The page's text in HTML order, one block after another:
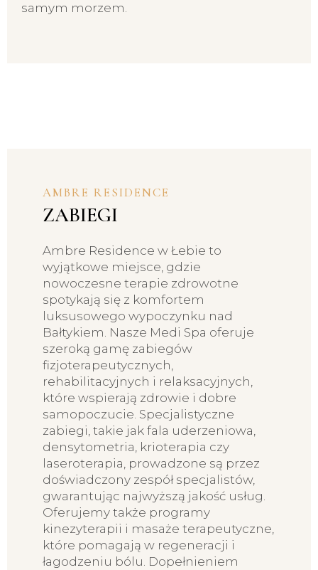
samym morzem.
AMBRE RESIDENCE
ZABIEGI
Ambre Residence w Łebie to
wyjątkowe miejsce, gdzie
nowoczesne terapie zdrowotne
spotykają się z komfortem
luksusowego wypoczynku nad
Bałtykiem. Nasze Medi Spa oferuje
szeroką gamę zabiegów
fizjoterapeutycznych,
rehabilitacyjnych i relaksacyjnych,
które wspierają zdrowie i dobre
samopoczucie. Specjalistyczne
zabiegi, takie jak fala uderzeniowa,
densytometria, krioterapia czy
laseroterapia, prowadzone są przez
doświadczony zespół specjalistów,
gwarantując najwyższą jakość usług.
Oferujemy także programy
kinezyterapii i masaże terapeutyczne,
które pomagają w regeneracji i
łagodzeniu bólu. Dopełnieniem